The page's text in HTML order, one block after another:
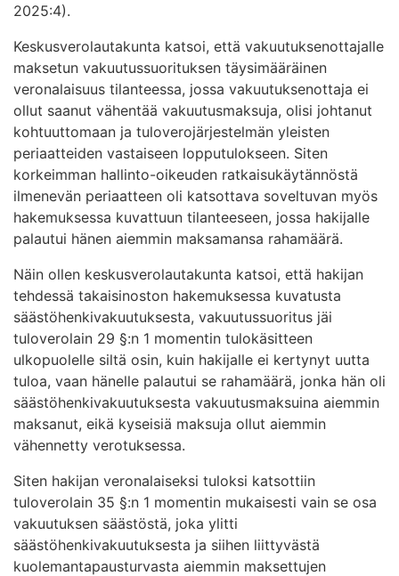
2025:4).
Keskusverolautakunta katsoi, että vakuutuksenottajalle
maksetun vakuutussuorituksen täysimääräinen
veronalaisuus tilanteessa, jossa vakuutuksenottaja ei
ollut saanut vähentää vakuutusmaksuja, olisi johtanut
kohtuuttomaan ja tuloverojärjestelmän yleisten
periaatteiden vastaiseen lopputulokseen. Siten
korkeimman hallinto-oikeuden ratkaisukäytännöstä
ilmenevän periaatteen oli katsottava soveltuvan myös
hakemuksessa kuvattuun tilanteeseen, jossa hakijalle
palautui hänen aiemmin maksamansa rahamäärä.
Näin ollen keskusverolautakunta katsoi, että hakijan
tehdessä takaisinoston hakemuksessa kuvatusta
säästöhenkivakuutuksesta, vakuutussuoritus jäi
tuloverolain 29 §:n 1 momentin tulokäsitteen
ulkopuolelle siltä osin, kuin hakijalle ei kertynyt uutta
tuloa, vaan hänelle palautui se rahamäärä, jonka hän oli
säästöhenkivakuutuksesta vakuutusmaksuina aiemmin
maksanut, eikä kyseisiä maksuja ollut aiemmin
vähennetty verotuksessa.
Siten hakijan veronalaiseksi tuloksi katsottiin
tuloverolain 35 §:n 1 momentin mukaisesti vain se osa
vakuutuksen säästöstä, joka ylitti
säästöhenkivakuutuksesta ja siihen liittyvästä
kuolemantapausturvasta aiemmin maksettujen